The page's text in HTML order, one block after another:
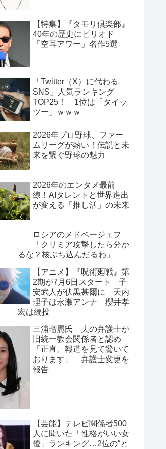
【特集】『タモリ倶楽部』
40年の歴史にピリオド
「空耳アワー」名作5選
「Twitter（X）に代わる
SNS」人気ランキング
TOP25！ 1位は「タイッ
ツー」ｗｗｗ
2026年プロ野球、ファー
ムリーグが熱い！伝説と未
来を繋ぐ野球の魅力
2026年のエンタメ最前
線！AIタレントと世界進出
が変える「推し活」の未来
ロシアのメドベージェフ
「クリミア攻撃したら分か
るな？核ぶち込んだるわ」
【アニメ】『呪術廻戦』第
2期が7月6日スタート 子
安武人が伏黒甚爾に 天内
理子は永瀬アンナ 櫻井孝
宏は続投
三浦瑠麗氏 夫の弁護士が
旧統一教会関係者と認め
「正直、報道を見て驚いて
おります」 弁護士変更を
報告
【芸能】テレビ関係者500
人に聞いた「性格がいい女
優」ランキング…2位の“と